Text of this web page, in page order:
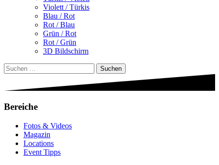
Violett / Türkis
Blau / Rot
Rot / Blau
Grün / Rot
Rot / Grün
3D Bildschirm
Suchen
nach:
Bereiche
Fotos & Videos
Magazin
Locations
Event Tipps